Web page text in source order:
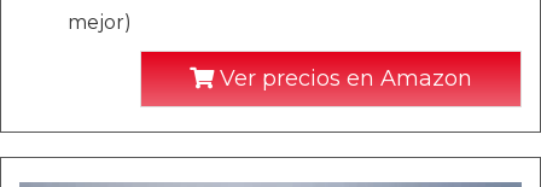
mejor)
Ver precios en Amazon